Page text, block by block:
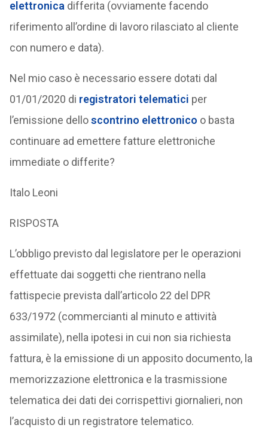
elettronica differita (ovviamente facendo
riferimento all’ordine di lavoro rilasciato al cliente
con numero e data).
Nel mio caso è necessario essere dotati dal
01/01/2020 di registratori telematici per
l’emissione delloscontrino elettronico o basta
continuare ad emettere fatture elettroniche
immediate o differite?
Italo Leoni
RISPOSTA
L’obbligo previsto dal legislatore per le operazioni
effettuate dai soggetti che rientrano nella
fattispecie prevista dall’articolo 22 del DPR
633/1972 (commercianti al minuto e attività
assimilate), nella ipotesi in cui non sia richiesta
fattura, è la emissione di un apposito documento, la
memorizzazione elettronica e la trasmissione
telematica dei dati dei corrispettivi giornalieri, non
l’acquisto di un registratore telematico.